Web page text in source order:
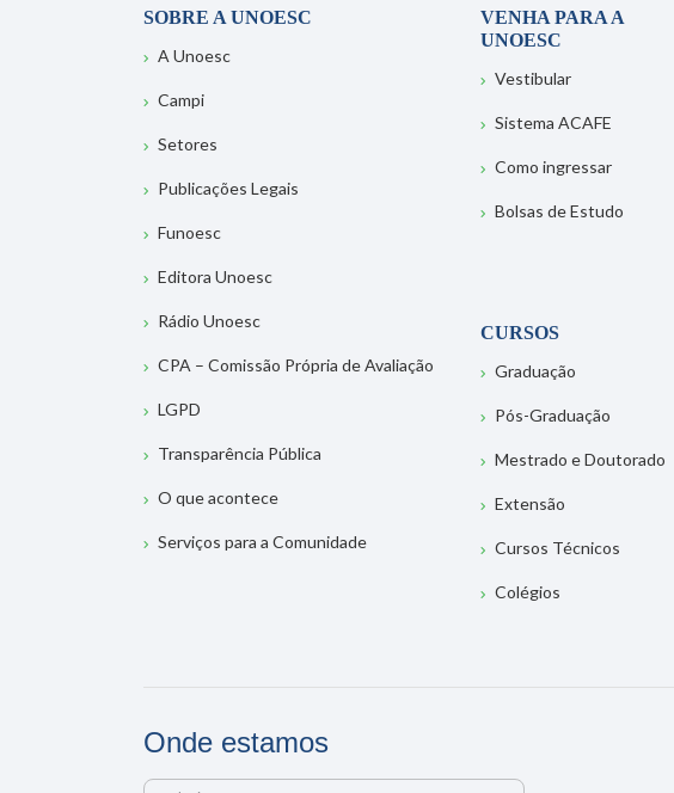
SOBRE A UNOESC
A Unoesc
Campi
Setores
Publicações Legais
Funoesc
Editora Unoesc
Rádio Unoesc
CPA – Comissão Própria de Avaliação
LGPD
Transparência Pública
O que acontece
Serviços para a Comunidade
VENHA PARA A
UNOESC
Vestibular
Sistema ACAFE
Como ingressar
Bolsas de Estudo
CURSOS
Graduação
Pós-Graduação
Mestrado e Doutorado
Extensão
Cursos Técnicos
Colégios
Onde estamos